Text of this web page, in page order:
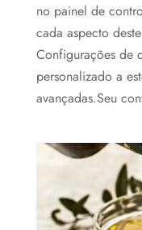
no painel de
cada aspecto
Configurações de
personalizado a
avançadas.Seu